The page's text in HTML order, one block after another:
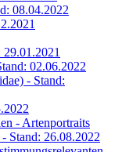
08.04.2022
02.06.2022
- Stand:
- Artenportraits
Stand: 26.08.2022